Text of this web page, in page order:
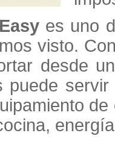
es uno
visto.
desde
puede